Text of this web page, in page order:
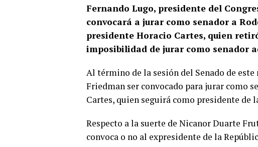
Fernando Lugo, presidente del
convocará a jurar como senador a
presidente Horacio Cartes, quien
imposibilidad de jurar como senador
Al término de la sesión del Senado de
Friedman ser convocado para jurar como
Cartes, quien seguirá como presidente de
Respecto a la suerte de Nicanor Duarte
convoca o no al expresidente de la